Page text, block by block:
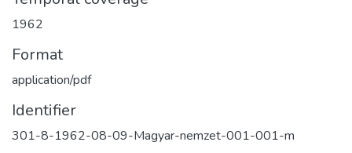
1962
Format
application/pdf
Identifier
301-8-1962-08-09-Magyar-nemzet-001-001-m